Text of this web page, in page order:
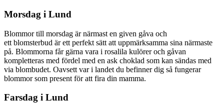
Morsdag i Lund
Blommor till morsdag är närmast en given gåva och
ett blomsterbud är ett perfekt sätt att uppmärksamma sina närmaste
på. Blommorna får gärna vara i rosalila kulörer och gåvan
kompletteras med fördel med en ask choklad som kan sändas med
via blombudet. Oavsett var i landet du befinner dig så fungerar
blommor som present för att fira din mamma.
Farsdag i Lund